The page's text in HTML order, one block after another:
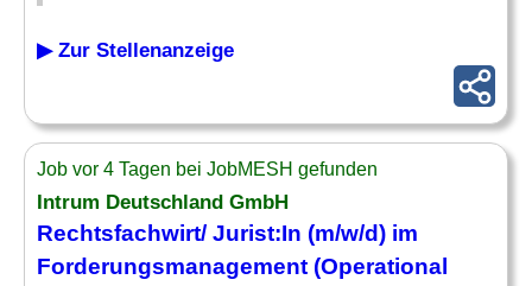
▶ Zur Stellenanzeige
Job vor 4 Tagen bei JobMESH gefunden
Intrum Deutschland GmbH
Rechtsfachwirt/ Jurist:In (m/w/d) im
Forderungsmanagement (Operational